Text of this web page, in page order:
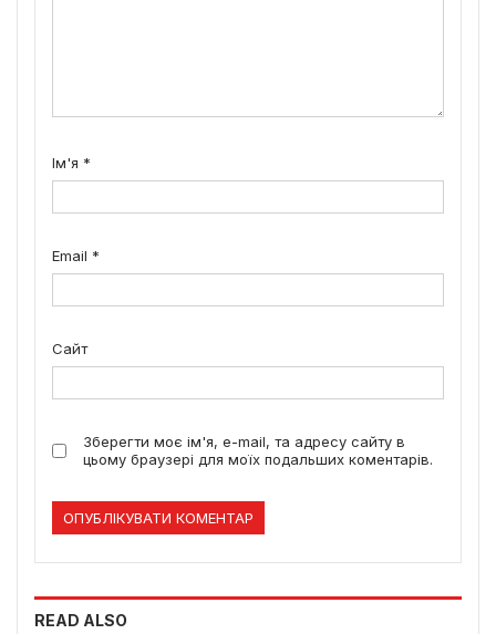
Ім'я *
Email *
Сайт
Зберегти моє ім'я, e-mail, та адресу сайту в
цьому браузері для моїх подальших коментарів.
READ ALSO